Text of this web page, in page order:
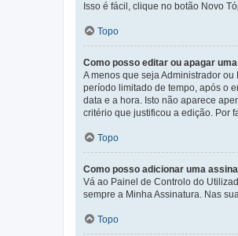
Isso é fácil, clique no botão Novo
Topo
Como posso editar ou apagar
A menos que seja Administrador
período limitado de tempo, após o
data e a hora. Isto não aparece
critério que justificou a edição. Por
Topo
Como posso adicionar uma
Vá ao Painel de Controlo do
sempre a Minha Assinatura. Nas
Topo